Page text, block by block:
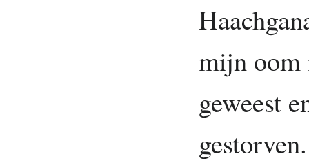
mijn oom
geweest